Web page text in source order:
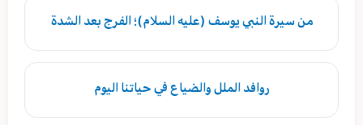
من سيرة النبي يوسف (عليه السلام)؛ الفرج بعد الشدة
روافد الملل والضياع في حياتنا اليوم